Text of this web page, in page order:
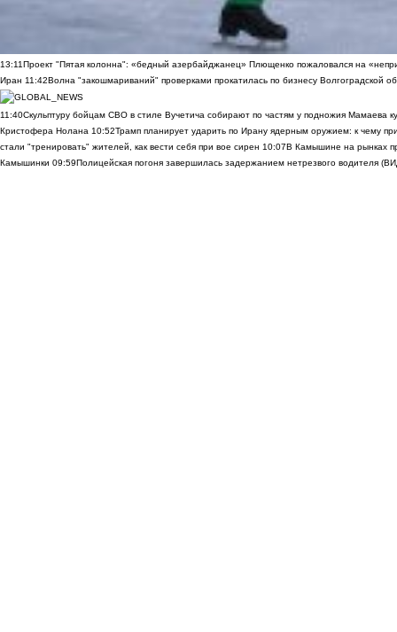
13:11Проект "Пятая колонна": «бедный азербайджанец» Плющенко пожаловался на
Иран 11:42Волна "закошмариваний" проверками прокатилась по бизнесу Волгоградской
11:40Скульптуру бойцам СВО в стиле Вучетича собирают по частям у подножия Мамаева
Кристофера Нолана 10:52Трамп планирует ударить по Ирану ядерным оружием: к чему
стали "тренировать" жителей, как вести себя при вое сирен 10:07В Камышине на рынках
Камышинки 09:59Полицейская погоня завершилась задержанием нетрезвого водителя